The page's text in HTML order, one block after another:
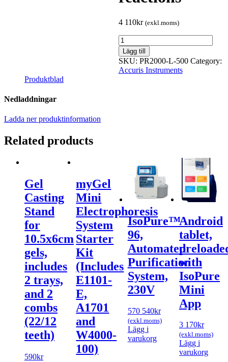
4 110kr (exkl.moms)
Accuris
qMax
Green,
Low
Rox
Lägg till
SKU: PR2000-L-500 Category:
Accuris Instruments
Produktblad
Nedladdningar
Ladda ner produktinformation
Related products
Gel
Casting
Stand
for
10.5x6cm
gels,
includes
2 trays,
and 2
combs
(22/12
teeth)
590kr
myGel
Mini
Electrophoresis
System
Starter
Kit
(Includes
E1101-
E,
A1701
and
W4000-
100)
IsoPure™
96,
Automated
Purification
System,
230V
570 540kr
(exkl.moms)
Lägg i
varukorg
Android
tablet,
with
IsoPure
Mini
App
3 170kr
(exkl.moms)
Lägg i
varukorg